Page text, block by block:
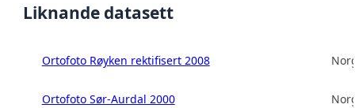
Liknande datasett
Ortofoto Røyken rektifisert 2008
Ortofoto Sør-Aurdal 2000